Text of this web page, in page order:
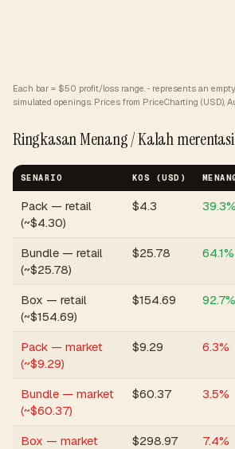
Each bar = $50 profit/loss range. ··· represents an
simulated openings. Prices from PriceCharting (USD),
Ringkasan Menang / Kalah
SENARIO KOS (USD)
Pack — retail
(~$4.30)
$4.3 39.3%
Bundle — retail
(~$25.78)
$25.78 64.1%
Box — retail
(~$154.69)
$154.69 92.7%
Pack — market
(~$9.29)
$9.29 6.3%
Bundle — market
(~$60.37)
$60.37 3.5%
Box — market
$298.97 7.4%